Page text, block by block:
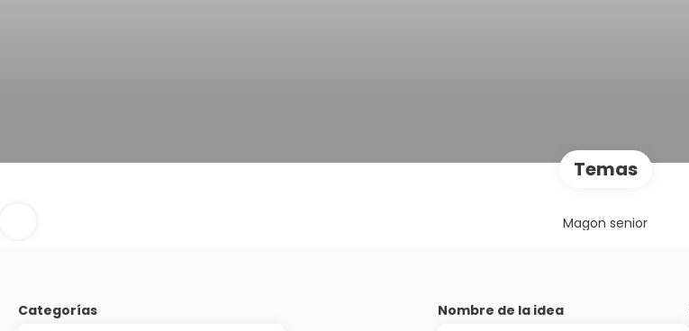
Temas
Magon senior
Categorías Nombre de la idea